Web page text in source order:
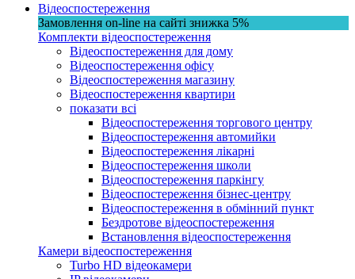
Відеоспостереження
Замовлення on-line на сайті знижка 5%
Комплекти відеоспостереження
Відеоспостереження для дому
Відеоспостереження офісу
Відеоспостереження магазину
Відеоспостереження квартири
показати всі
Відеоспостереження торгового центру
Відеоспостереження автомийки
Відеоспостереження лікарні
Відеоспостереження школи
Відеоспостереження паркінгу
Відеоспостереження бізнес-центру
Відеоспостереження в обмінний пункт
Бездротове відеоспостереження
Встановлення відеоспостереження
Камери відеоспостереження
Turbo HD відеокамери